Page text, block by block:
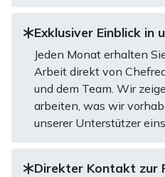
Exklusiver Einblick in
Jeden Monat erhalten
Arbeit direkt von
und dem Team. Wir
arbeiten, was wir
unserer Unterstützer
Direkter Kontakt zur